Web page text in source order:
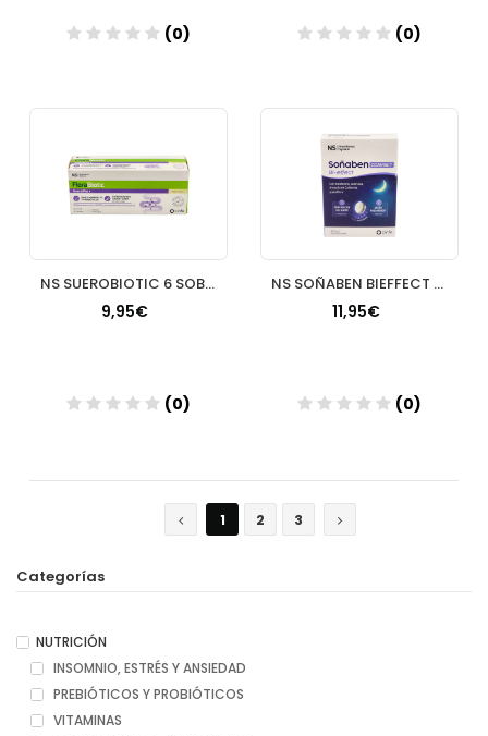
(0) (0)
NS SUEROBIOTIC 6 SOBRES
9,95€
(0)
NS SOÑABEN BIEFFECT 185 MG MELATONINA 30 COMPRIMIDOS
11,95€
(0)
1
2 3
Categorías
NUTRICIÓN
INSOMNIO, ESTRÉS Y ANSIEDAD
PREBIÓTICOS Y PROBIÓTICOS
VITAMINAS